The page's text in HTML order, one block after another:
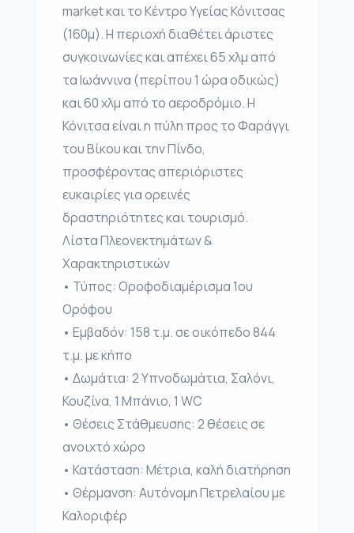
market και το Κέντρο Υγείας Κόνιτσας
(160μ). Η περιοχή διαθέτει άριστες
συγκοινωνίες και απέχει 65 χλμ από
τα Ιωάννινα (περίπου 1 ώρα οδικώς)
και 60 χλμ από το αεροδρόμιο. Η
Κόνιτσα είναι η πύλη προς το Φαράγγι
του Βίκου και την Πίνδο,
προσφέροντας απεριόριστες
ευκαιρίες για ορεινές
δραστηριότητες και τουρισμό.
Λίστα Πλεονεκτημάτων &
Χαρακτηριστικών
• Τύπος: Οροφοδιαμέρισμα 1ου
Ορόφου
• Εμβαδόν: 158 τ.μ. σε οικόπεδο 844
τ.μ. με κήπο
• Δωμάτια: 2 Υπνοδωμάτια, Σαλόνι,
Κουζίνα, 1 Μπάνιο, 1 WC
• Θέσεις Στάθμευσης: 2 θέσεις σε
ανοιχτό χώρο
• Κατάσταση: Μέτρια, καλή διατήρηση
• Θέρμανση: Αυτόνομη Πετρελαίου με
Καλοριφέρ